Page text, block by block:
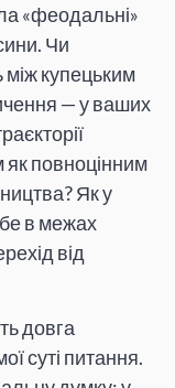
«феодальні»
Чи
між купецьким
— у ваших
як повноцінним
Як у
в межах
від
довга
суті питання.